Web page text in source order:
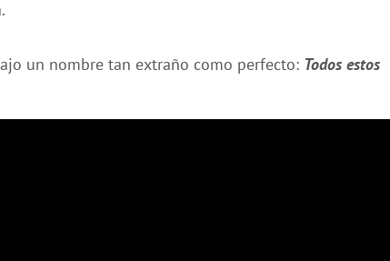
un nombre tan extraño como perfecto: Todos estos